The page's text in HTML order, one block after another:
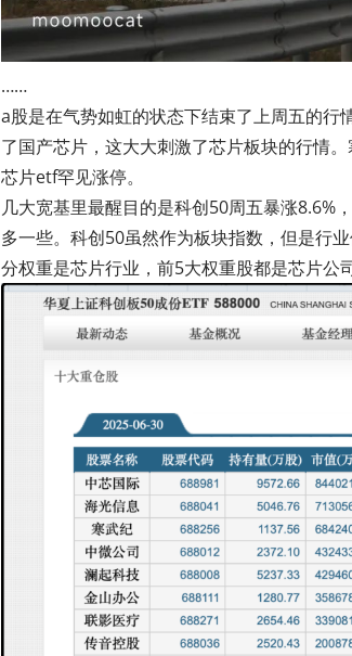
……
a股是在气势如虹的状态下结束了上周五的
了国产芯片，这大大刺激了芯片板块的行情
芯片etf罕见涨停。
几大宽基里最醒目的是科创50周五暴涨8.6%
多一些。科创50虽然作为板块指数，但是行
分权重是芯片行业，前5大权重股都是芯片公司